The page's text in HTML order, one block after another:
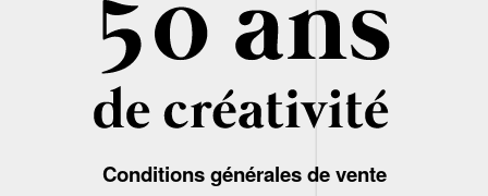
Conditions générales de vente